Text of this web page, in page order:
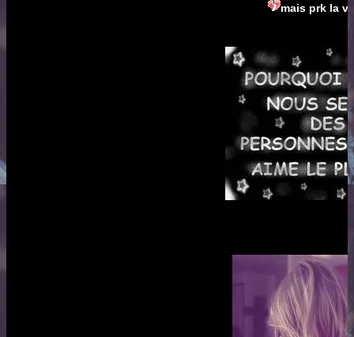
mais prk la